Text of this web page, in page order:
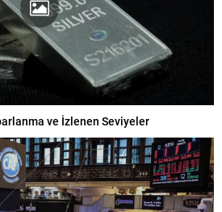
ve İzlenen Seviyeler